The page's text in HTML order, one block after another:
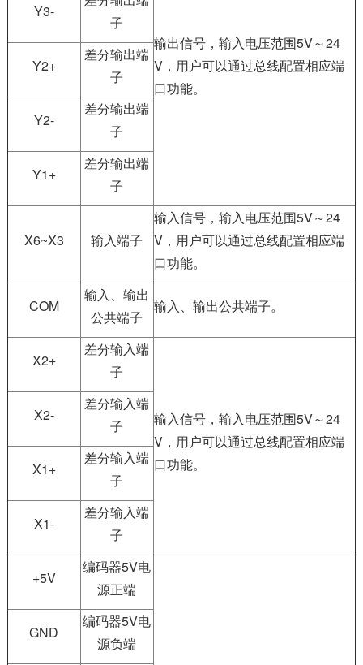
输出信号，输入电压范围5V～24
V，用户可以通过总线配置相应端
口功能。
Y3-
子
Y2+
差分输出端
子
Y2-
差分输出端
子
Y1+
差分输出端
子
X6~X3 输入端子
输入信号，输入电压范围5V～24
V，用户可以通过总线配置相应端
口功能。
COM
输入、输出
公共端子
输入、输出公共端子。
X2+
差分输入端
子
输入信号，输入电压范围5V～24
V，用户可以通过总线配置相应端
口功能。
X2-
差分输入端
子
X1+
差分输入端
子
X1-
差分输入端
子
+5V
编码器5V电
源正端
GND
编码器5V电
源负端